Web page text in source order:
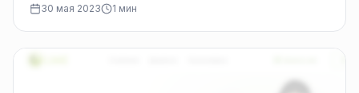
и…30 мая 2023 1 мин